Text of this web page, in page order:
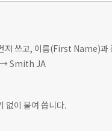
쓰고, 이름(First Name)과
Smith JA
없이 붙여 씁니다.